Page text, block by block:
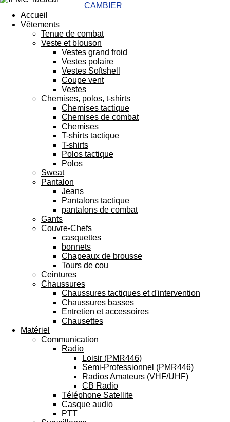
CAMBIER
Accueil
Vêtements
Tenue de combat
Veste et blouson
Vestes grand froid
Vestes polaire
Vestes Softshell
Coupe vent
Vestes
Chemises, polos, t-shirts
Chemises tactique
Chemises de combat
Chemises
T-shirts tactique
T-shirts
Polos tactique
Polos
Sweat
Pantalon
Jeans
Pantalons tactique
pantalons de combat
Gants
Couvre-Chefs
casquettes
bonnets
Chapeaux de brousse
Tours de cou
Ceintures
Chaussures
Chaussures tactiques et d'intervention
Chaussures basses
Entretien et accessoires
Chausettes
Matériel
Communication
Radio
Loisir (PMR446)
Semi-Professionnel (PMR446)
Radios Amateurs (VHF/UHF)
CB Radio
Téléphone Satellite
Casque audio
PTT